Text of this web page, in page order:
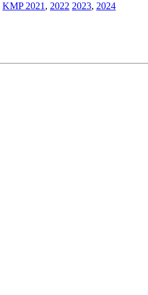
KMP 2021 , 2022 2023, 2024